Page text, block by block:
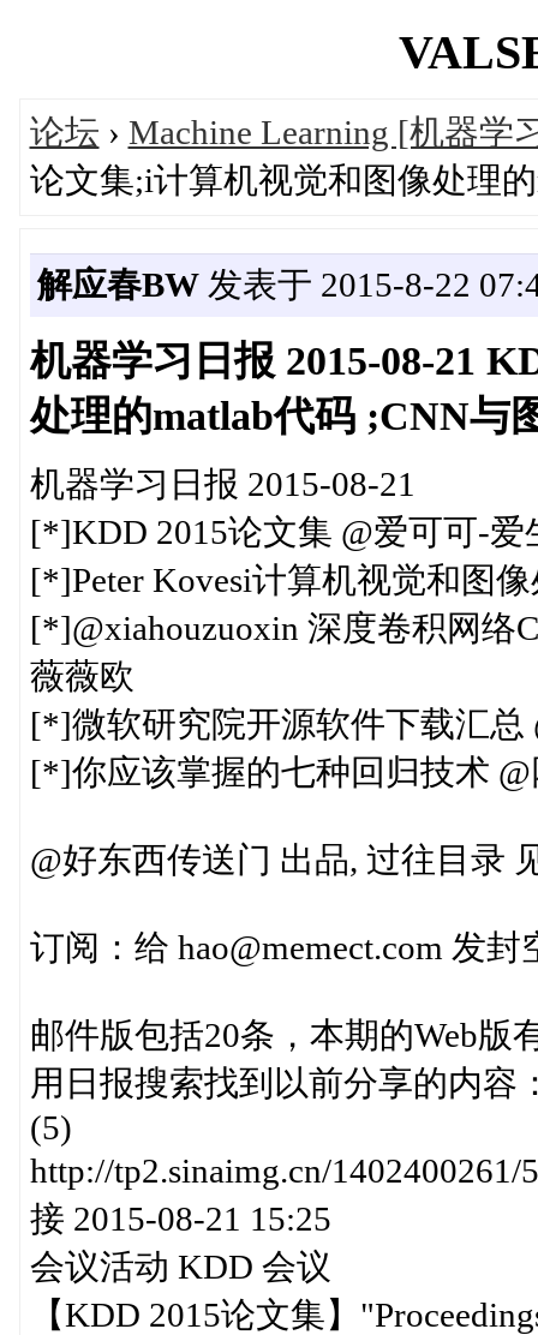
论坛 › Machine Learning [机器学
论文集;i计算机视觉和图像处理
解应春BW发表于 2015-8-22
机器学习日报 2015-08-21
处理的matlab代码 ;CNN与
机器学习日报 2015-08-21
[*]KDD 2015论文集 @爱可可-爱
[*]Peter Kovesi计算机视觉和图
[*]@xiahouzuoxin 深度卷积网络
薇薇欧
[*]微软研究院开源软件下载汇总
[*]你应该掌握的七种回归技术
@好东西传送门 出品, 过往目录
订阅：给 hao@memect.com 发
邮件版包括20条，本期的Web版
用日报搜索找到以前分享的内容
(5)
http://tp2.sinaimg.cn/
接 2015-08-21 15:25
会议活动 KDD 会议
【KDD 2015论文集】